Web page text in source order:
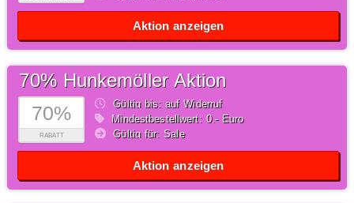
Aktion anzeigen
70%
RABATT
70% Hunkemöller Aktion
Gültig bis: auf Widerruf
Mindestbestellwert: 0,- Euro
Gültig für: Sale
Aktion anzeigen